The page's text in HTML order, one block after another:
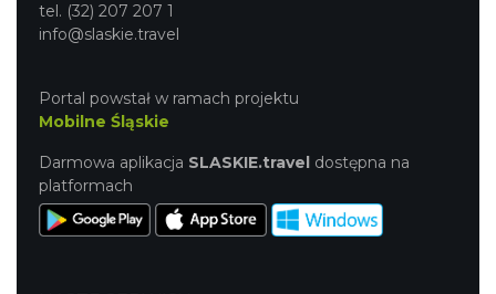
tel. (32) 207 207 1
info@slaskie.travel
Portal powstał w ramach projektu
Mobilne Śląskie
Darmowa aplikacja SLASKIE.travel dostępna na
platformach